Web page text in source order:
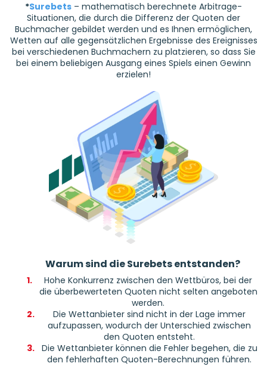
*Surebets – mathematisch berechnete Arbitrage-
Situationen, die durch die Differenz der Quoten der
Buchmacher gebildet werden und es Ihnen ermöglichen,
Wetten auf alle gegensätzlichen Ergebnisse des Ereignisses
bei verschiedenen Buchmachern zu platzieren, so dass Sie
bei einem beliebigen Ausgang eines Spiels einen Gewinn
erzielen!
Warum sind die Surebets entstanden?
1.
Hohe Konkurrenz zwischen den Wettbüros, bei der
die überbewerteten Quoten nicht selten angeboten
werden.
2.
Die Wettanbieter sind nicht in der Lage immer
aufzupassen, wodurch der Unterschied zwischen
den Quoten entsteht.
3. Die Wettanbieter können die Fehler begehen, die zu
den fehlerhaften Quoten-Berechnungen führen.